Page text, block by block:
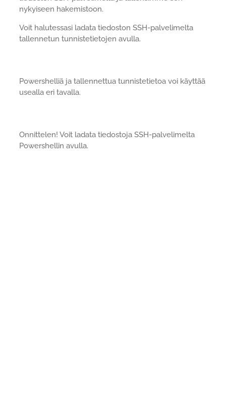
nykyiseen hakemistoon.
Voit halutessasi ladata tiedoston SSH-palvelimelta
tallennetun tunnistetietojen avulla.
Powershelliä ja tallennettua tunnistetietoa voi käyttää
usealla eri tavalla.
Onnittelen! Voit ladata tiedostoja SSH-palvelimelta
Powershellin avulla.